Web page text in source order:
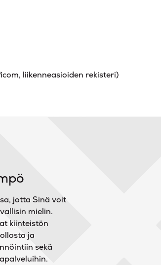
liikenneasioiden rekisteri)
jotta Sinä voit
mielin.
kiinteistön
ja
sekä